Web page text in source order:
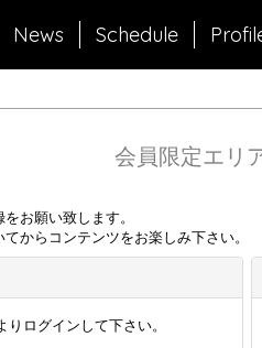
News Schedule
会員限定エリ
お願い致します。
からコンテンツをお楽しみ下さい。
ログインして下さい。